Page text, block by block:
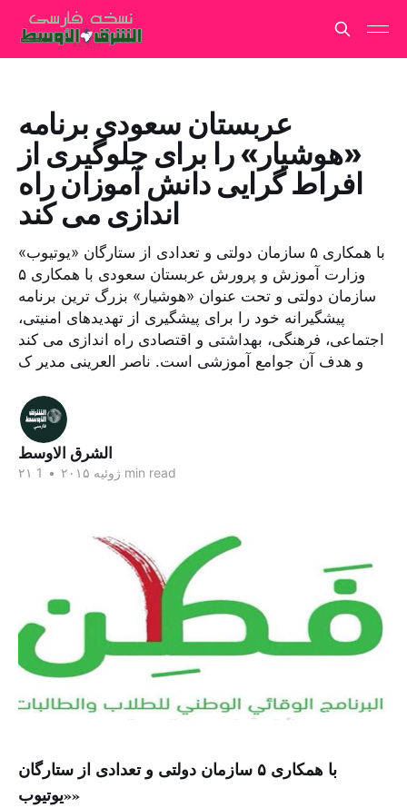
عربستان سعودی برنامه
«هوشیار» را برای جلوگیری از
افراط گرایی دانش آموزان راه
اندازی می کند
با همکاری ۵ سازمان دولتی و تعدادی از ستارگان «یوتیوب»
وزارت آموزش و پرورش عربستان سعودی با همکاری ۵
سازمان دولتی و تحت عنوان «هوشیار» بزرگ ترین برنامه
پیشگیرانه خود را برای پیشگیری از تهدیدهای امنیتی،
اجتماعی، فرهنگی، بهداشتی و اقتصادی راه اندازی می کند
و هدف آن جوامع آموزشی است. ناصر العرینی مدیر ک
الشرق الاوسط
۲۱ ژوئیه ۲۰۱۵ • 1 min read
با همکاری ۵ سازمان دولتی و تعدادی از ستارگان
«یوتیوب»